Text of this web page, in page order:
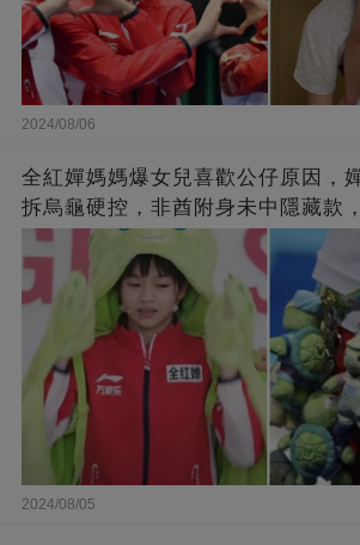
2024/08/06
全紅嬋媽媽爆女兒喜歡公仔原因，
拆烏龜硬控，非酋附身未中隱藏款
留比賽了
2024/08/05